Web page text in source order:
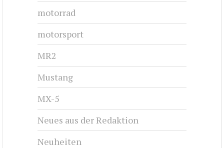
motorrad
motorsport
MR2
Mustang
MX-5
Neues aus der Redaktion
Neuheiten